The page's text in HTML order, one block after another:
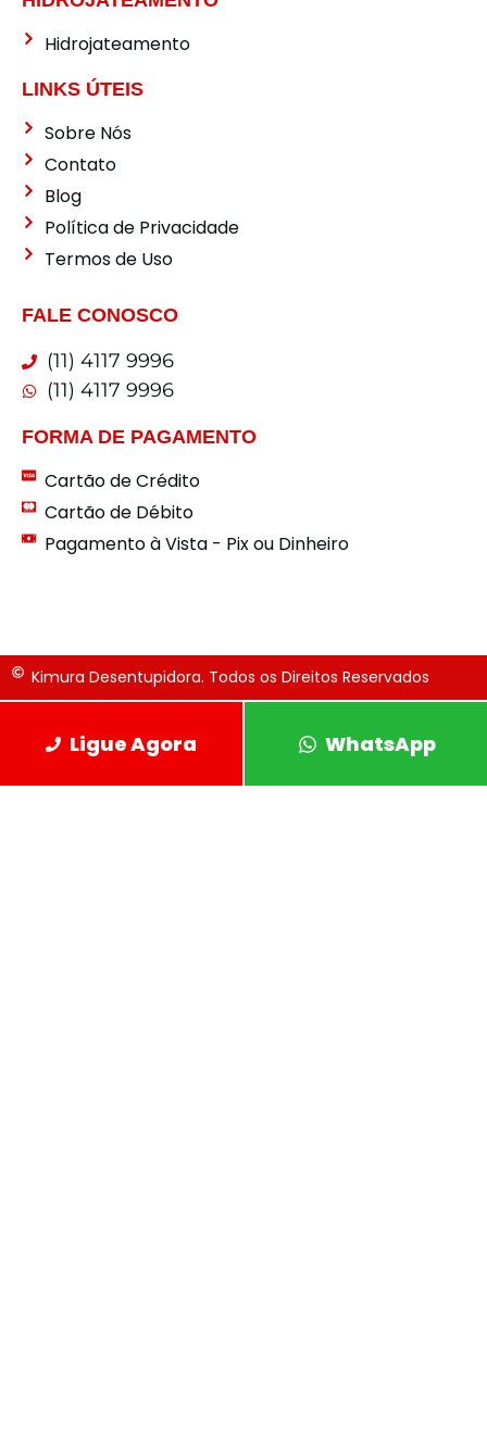
Hidrojateamento
LINKS ÚTEIS
Sobre Nós
Contato
Blog
Política de Privacidade
Termos de Uso
FALE CONOSCO
(11) 4117 9996
(11) 4117 9996
FORMA DE PAGAMENTO
Cartão de Crédito
Cartão de Débito
Pagamento à Vista - Pix ou Dinheiro
Kimura Desentupidora. Todos os Direitos Reservados
Ligue Agora WhatsApp